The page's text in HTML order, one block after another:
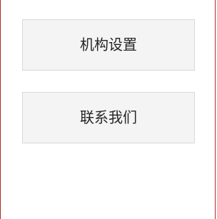
机构设置
联系我们